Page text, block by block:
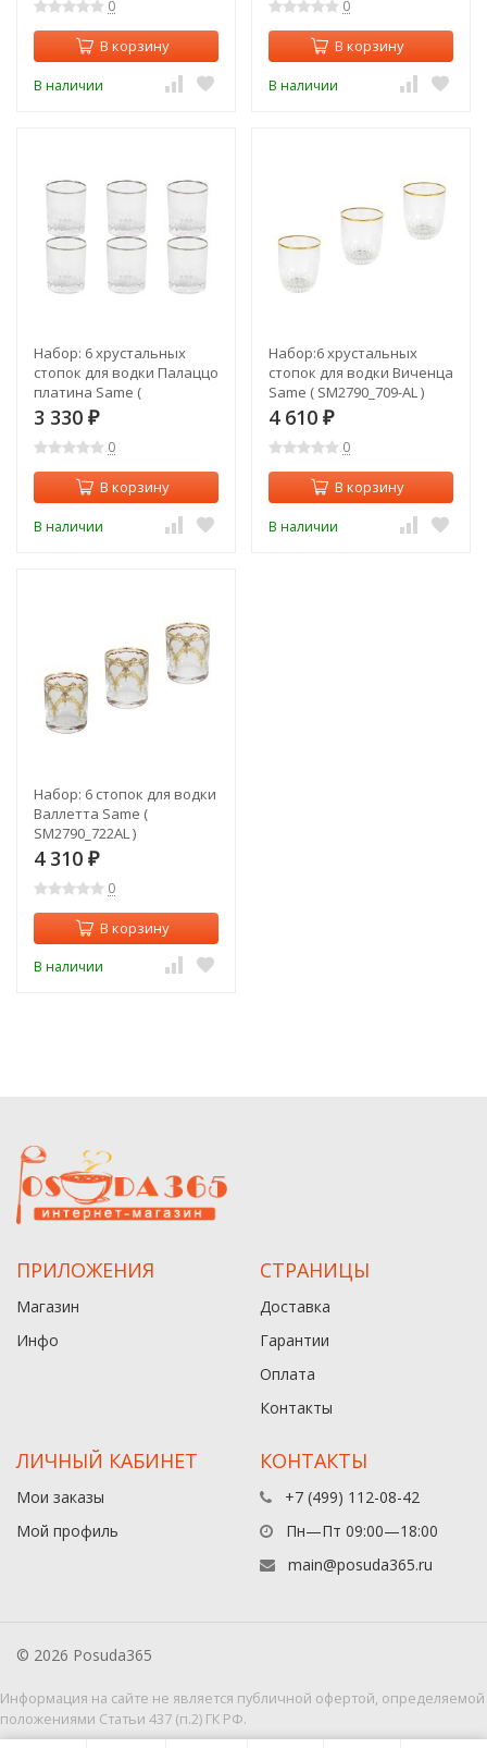
0
В корзину
В наличии
0
В корзину
В наличии
Набор: 6 хрустальных
стопок для водки Палаццо
платина Same (
SM2790_3316-P-AL )
3 330 ₽
0
В корзину
В наличии
Набор:6 хрустальных
стопок для водки Виченца
Same ( SM2790_709-AL )
4 610 ₽
0
В корзину
В наличии
Набор: 6 стопок для водки
Валлетта Same (
SM2790_722AL )
4 310 ₽
0
В корзину
В наличии
ПРИЛОЖЕНИЯ
Магазин
Инфо
СТРАНИЦЫ
Доставка
Гарантии
Оплата
Контакты
ЛИЧНЫЙ КАБИНЕТ
Мои заказы
Мой профиль
КОНТАКТЫ
+7 (499) 112-08-42
Пн—Пт 09:00—18:00
main@posuda365.ru
© 2026 Posuda365
Информация на сайте не является публичной офертой, определяемой
положениями Статьи 437 (п.2) ГК РФ.